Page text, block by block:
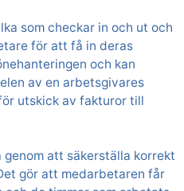
som checkar in och ut och
för att få in deras
och kan
av en arbetsgivares
utskick av fakturor till
att säkerställa korrekt
gör att medarbetaren får